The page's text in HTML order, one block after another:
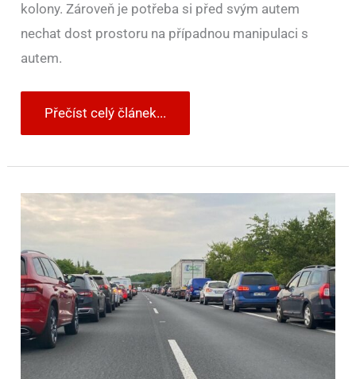
kolony. Zároveň je potřeba si před svým autem
nechat dost prostoru na případnou manipulaci s
autem.
Přečíst celý článek...
Ignoraci
záchranářské
uličky
Česku
nikdo
nepokutuje.
Na
Slovensku
či
v
Rakousku